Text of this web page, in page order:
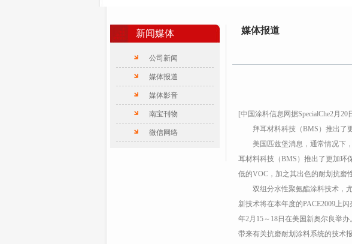
新闻媒体
公司新闻
媒体报道
媒体影音
南宝刊物
微信网络
媒体报道
[中国涂料信息网据SpecialChe2月20
拜耳材料科技（BMS）推出了更
美国匹兹堡消息，通常情况下，
耳材料科技（BMS）推出了更加环
低的VOC，加之其出色的耐划抗磨
双组分水性聚氨酯涂料技术，尤
新技术将在本年度的PACE2009上
年2月15～18日在美国新奥尔良举
带来有关抗磨耐划涂料系统的技术